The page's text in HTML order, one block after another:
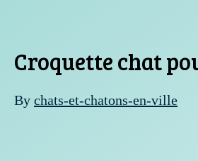
Croquette chat
By chats-et-chatons-en-ville